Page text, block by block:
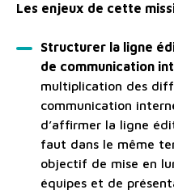
Les enjeux de cette
Structurer la ligne
de communication
multiplication des
communication
d’affirmer la ligne
faut dans le même
objectif de mise en
équipes et de